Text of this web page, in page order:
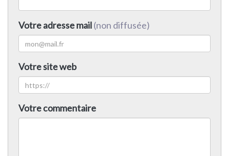
Votre adresse mail(non diffusée)
Votre site web
Votre commentaire